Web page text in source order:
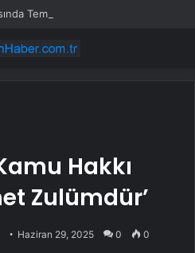
Temmuz 2024 Gelişmeleri
Hakkı
Zulümdür’
Haziran 29, 2025 0 0